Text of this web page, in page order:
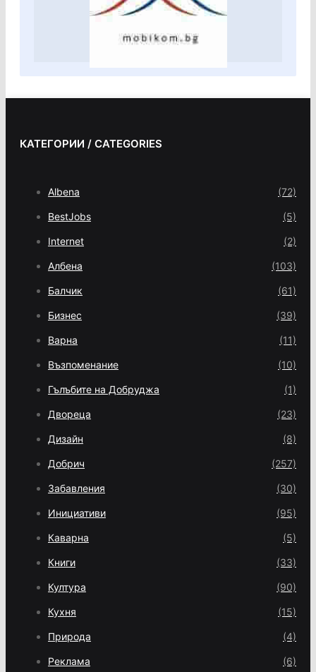
КАТЕГОРИИ / CATEGORIES
Albena (72)
BestJobs (5)
Internet (2)
Албена (103)
Балчик (61)
Бизнес (39)
Варна (11)
Възпоменание (10)
Гълъбите на Добруджа (1)
Двореца (23)
Дизайн (8)
Добрич (257)
Забавления (30)
Инициативи (95)
Каварна (5)
Книги (33)
Култура (90)
Кухня (15)
Природа (4)
Реклама (6)